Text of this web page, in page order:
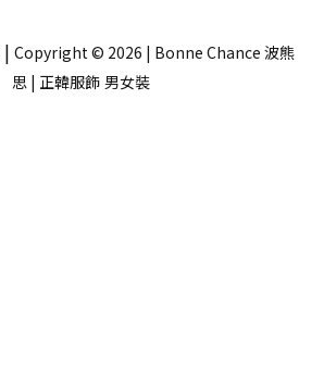
| Copyright © 2026 | Bonne Chance 波熊
思 | 正韓服飾 男女裝